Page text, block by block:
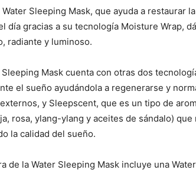
Sleeping Mask, que ayuda a restaurar
día gracias a su tecnología Moisture Wrap,
radiante y luminoso.
Sleeping Mask cuenta con otras dos
el sueño ayudándola a regenerarse y
y Sleepscent, que es un tipo de
rosa, ylang-ylang y aceites de sándalo)
la calidad del sueño.
de la Water Sleeping Mask incluye una